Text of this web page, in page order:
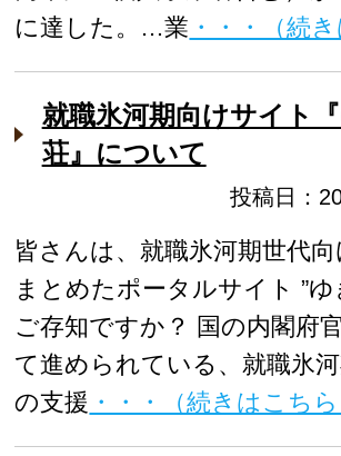
に達した。…業 ・・・（続
就職氷河期向けサイト
荘』について
投稿日：
皆さんは、就職氷河期世代
まとめたポータルサイト ”ゆ
ご存知ですか？ 国の内閣府
て進められている、就職氷
の支援 ・・・（続きはこちら